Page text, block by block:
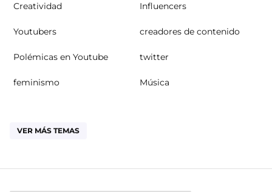
Creatividad Influencers
Youtubers creadores de contenido
Polémicas en Youtube twitter
feminismo Música
VER MÁS TEMAS